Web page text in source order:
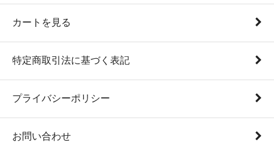
カートを見る
特定商取引法に基づく表記
プライバシーポリシー
お問い合わせ